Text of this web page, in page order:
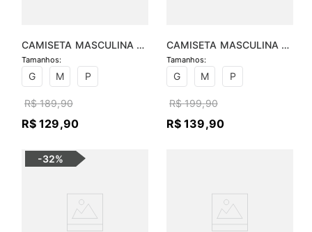
CAMISETA MASCULINA
MALHA COPA BRASIL
G
M P
R$ 189,90
R$ 129,90
CAMISETA MASCULINA
BRASÃO E LISTRAS SILK -
PRETO
G M P
R$ 199,90
R$ 139,90
-32%